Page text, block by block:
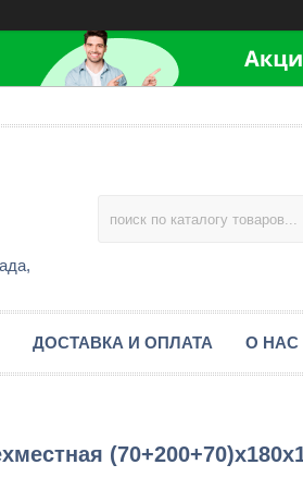
ДОСТАВКА И ОПЛАТА О НАС